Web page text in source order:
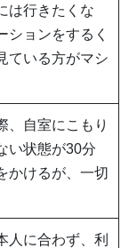
は行きたくな
ションをするく
ている方がマシ
、自室にこもり
い状態が30分
かけるが、一切
人に合わず、利